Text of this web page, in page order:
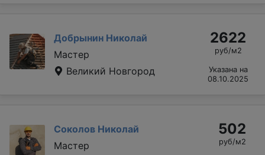
Добрынин Николай
Мастер
Великий Новгород
2622
руб/м2
Указана на
08.10.2025
Соколов Николай
Мастер
502
руб/м2